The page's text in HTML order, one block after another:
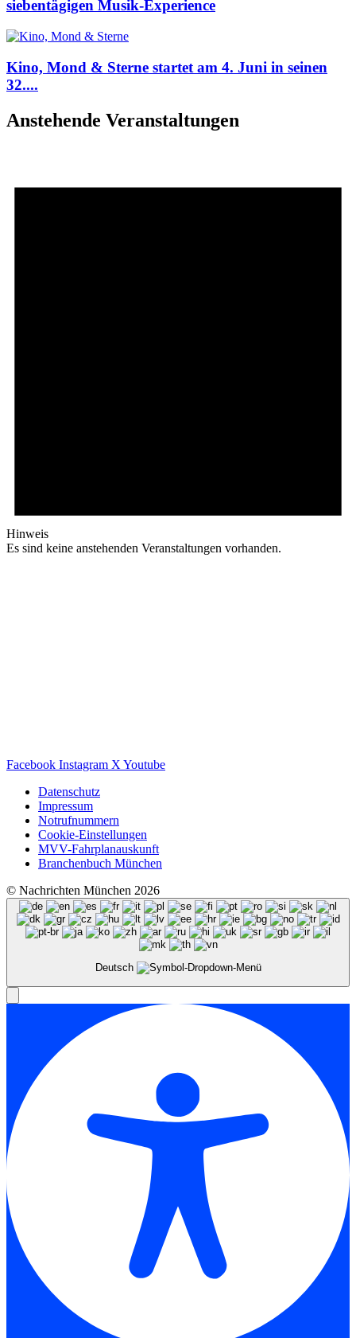
siebentägigen Musik-Experience
Kino, Mond & Sterne startet am 4. Juni in seinen
32....
Anstehende Veranstaltungen
Hinweis
Es sind keine anstehenden Veranstaltungen vorhanden.
Facebook Instagram X Youtube
Datenschutz
Impressum
Notrufnummern
Cookie-Einstellungen
MVV-Fahrplanauskunft
Branchenbuch München
© Nachrichten München 2026
Deutsch